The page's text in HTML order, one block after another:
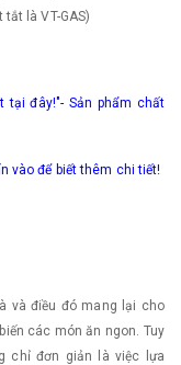
là VT-GAS)
tại đây!"- Sản phẩm chất
vào để biết thêm chi tiết!
và điều đó mang lại cho
các món ăn ngon. Tuy
chỉ đơn giản là việc lựa